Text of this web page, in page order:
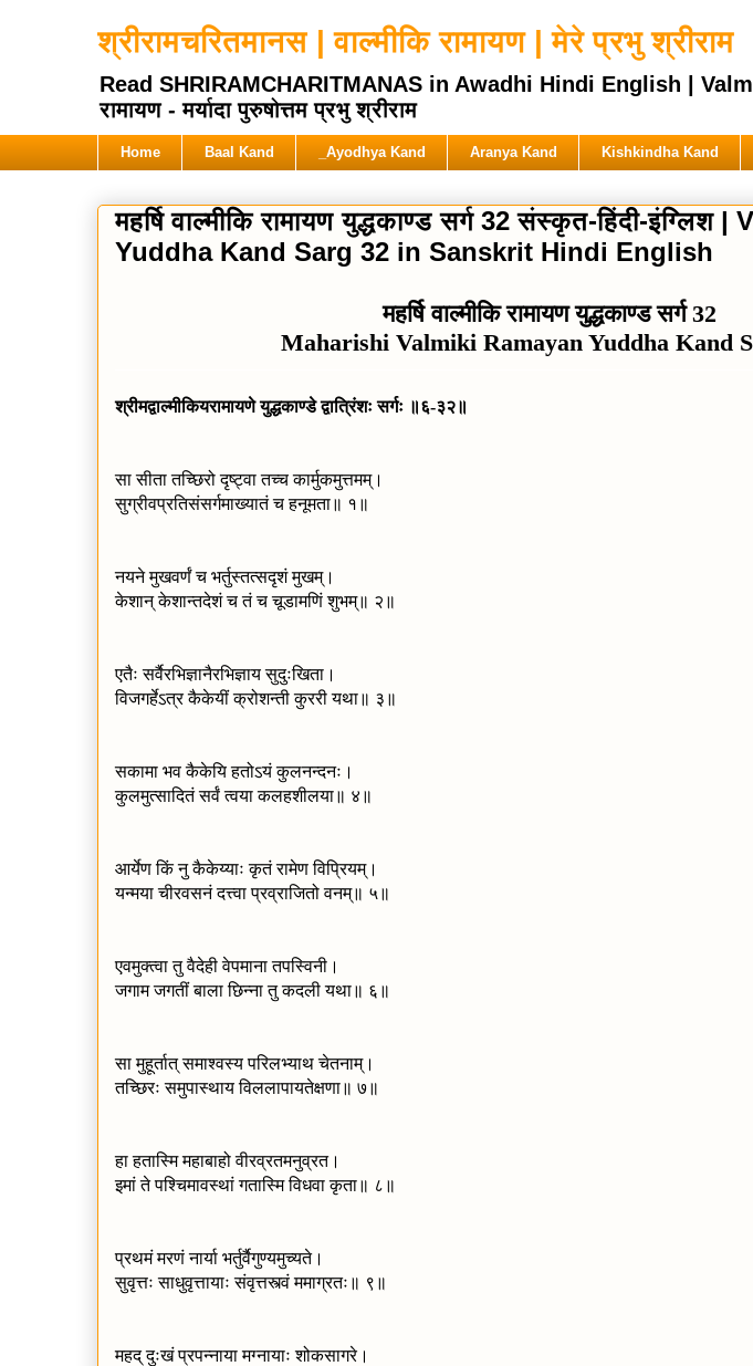
श्रीरामचरितमानस | वाल्मीकि रामायण | मेरे प्रभु श्रीराम
Read SHRIRAMCHARITMANAS in Awadhi Hindi English |
रामायण - मर्यादा पुरुषोत्तम प्रभु श्रीराम
Home Baal Kand _Ayodhya Kand Aranya Kand Kishkindha Kand
महर्षि वाल्मीकि रामायण युद्धकाण्ड सर्ग 32 संस्कृत-हिंदी-
Yuddha Kand Sarg 32 in Sanskrit Hindi English
महर्षि वाल्मीकि रामायण युद्धकाण्ड सर्ग 32
Maharishi Valmiki Ramayan Yuddha Kand
श्रीमद्वाल्मीकियरामायणे युद्धकाण्डे द्वात्रिंशः सर्गः ॥६-३२॥
सा सीता तच्छिरो दृष्ट्वा तच्च कार्मुकमुत्तमम्।
सुग्रीवप्रतिसंसर्गमाख्यातं च हनूमता॥ १॥
नयने मुखवर्णं च भर्तुस्तत्सदृशं मुखम्।
केशान् केशान्तदेशं च तं च चूडामणिं शुभम्॥ २॥
एतैः सर्वैरभिज्ञानैरभिज्ञाय सुदुःखिता।
विजगर्हेऽत्र कैकेयीं क्रोशन्ती कुररी यथा॥ ३॥
सकामा भव कैकेयि हतोऽयं कुलनन्दनः।
कुलमुत्सादितं सर्वं त्वया कलहशीलया॥ ४॥
आर्येण किं नु कैकेय्याः कृतं रामेण विप्रियम्।
यन्मया चीरवसनं दत्त्वा प्रव्राजितो वनम्॥ ५॥
एवमुक्त्वा तु वैदेही वेपमाना तपस्विनी।
जगाम जगतीं बाला छिन्ना तु कदली यथा॥ ६॥
सा मुहूर्तात् समाश्वस्य परिलभ्याथ चेतनाम्।
तच्छिरः समुपास्थाय विललापायतेक्षणा॥ ७॥
हा हतास्मि महाबाहो वीरव्रतमनुव्रत।
इमां ते पश्चिमावस्थां गतास्मि विधवा कृता॥ ८॥
प्रथमं मरणं नार्या भर्तुर्वैगुण्यमुच्यते।
सुवृत्तः साधुवृत्तायाः संवृत्तस्त्वं ममाग्रतः॥ ९॥
महद् दुःखं प्रपन्नाया मग्नायाः शोकसागरे।